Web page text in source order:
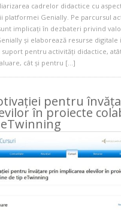
cadrelor didactice cu
platformei Genially. Pe parcursul
implicați în dezbateri privind
și elaborează resurse
pentru activități didactice,
cât și pentru […]
pentru
în proiecte